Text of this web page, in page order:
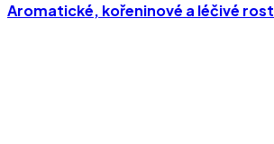
Aromatické, kořeninové a léčivé